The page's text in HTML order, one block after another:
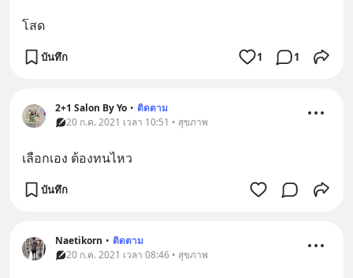
โสด
บันทึก 1 1
2+1 Salon By Yo • ติดตาม
20 ก.ค. 2021 เวลา 10:51 • สุขภาพ
เลือกเอง ต้องทนไหว
บันทึก
Naetikorn • ติดตาม
20 ก.ค. 2021 เวลา 08:46 • สุขภาพ